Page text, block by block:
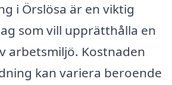
i Örslösa är en viktig
som vill upprätthålla en
arbetsmiljö. Kostnaden
kan variera beroende